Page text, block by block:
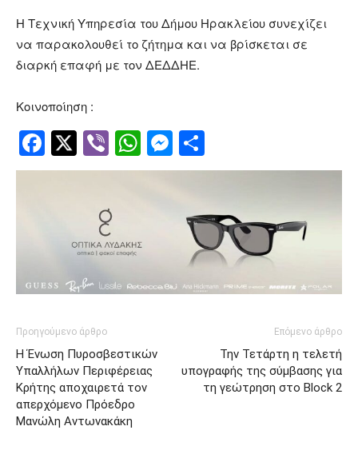
Η Τεχνική Υπηρεσία του Δήμου Ηρακλείου συνεχίζει
να παρακολουθεί το ζήτημα και να βρίσκεται σε
διαρκή επαφή με τον ΔΕΔΔΗΕ.
Κοινοποίηση :
Facebook
Twitter
ViberWhatsApp
Messenger
Προηγούμενο άρθρο
Η Ένωση Πυροσβεστικών
Υπαλλήλων Περιφέρειας
Κρήτης αποχαιρετά τον
απερχόμενο Πρόεδρο
Μανώλη Αντωνακάκη
Επόμενο άρθρο
Την Τετάρτη η τελετή
υπογραφής της σύμβασης για
τη γεώτρηση στο Block 2